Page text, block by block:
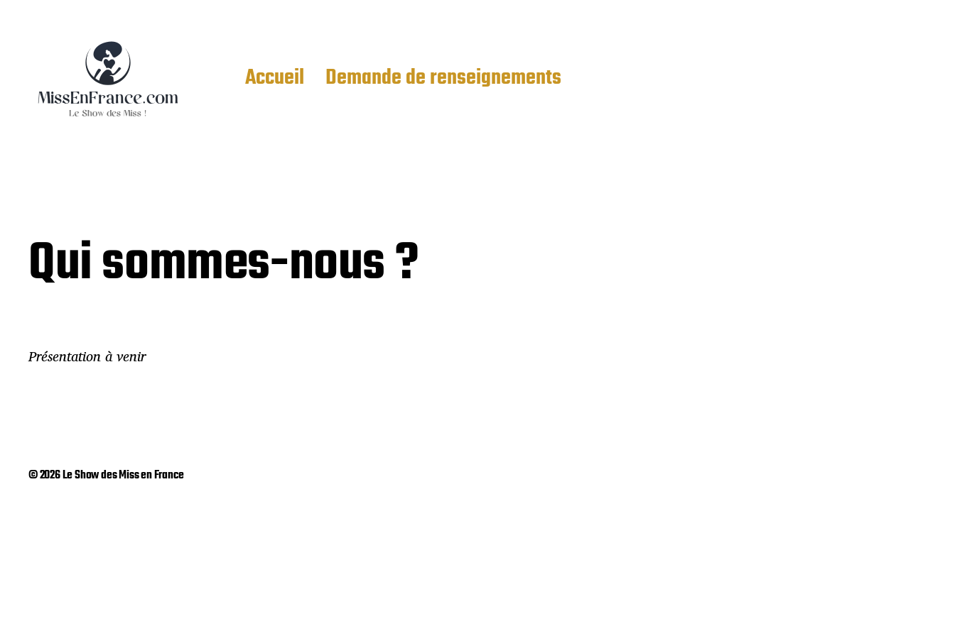
Accueil Demande de renseignements
Qui sommes-nous ?
Présentation à venir
© 2026 Le Show des Miss en France